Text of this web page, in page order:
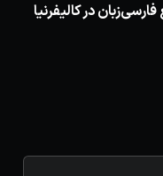
در کالیفرنیا